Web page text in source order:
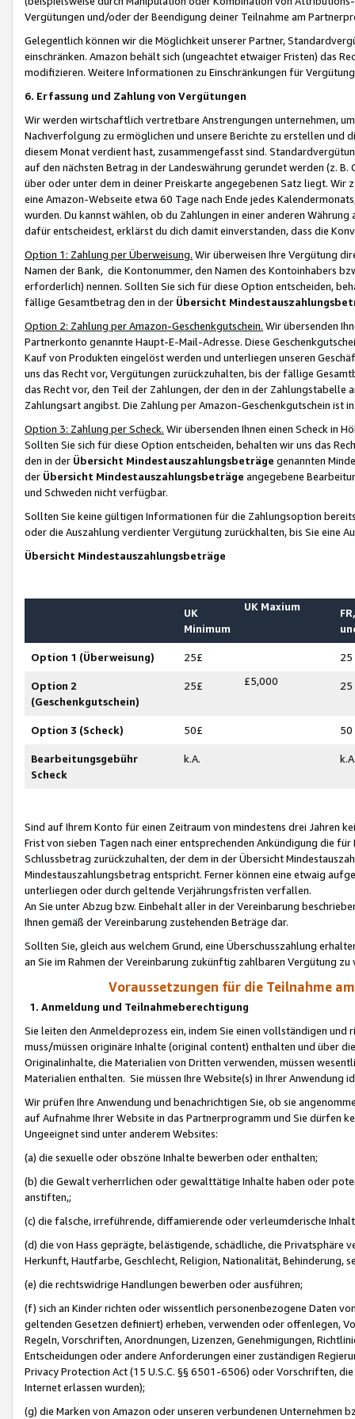
Vergütungen und/oder der Beendigung deiner Teilnahme am
Gelegentlich können wir die Möglichkeit unserer Partner,
einschränken. Amazon behält sich (ungeachtet etwaiger Fristen) das
modifizieren. Weitere Informationen zu Einschränkungen für
6. Erfassung und Zahlung von Vergütungen
Wir werden wirtschaftlich vertretbare Anstrengungen unternehmen,
Nachverfolgung zu ermöglichen und unsere Berichte zu erstellen und
diesem Monat verdient hast, zusammengefasst sind.
auf den nächsten Betrag in der Landeswährung gerundet werden (z.
über oder unter dem in deiner Preiskarte angegebenen Satz liegt.
eine Amazon-Webseite etwa 60 Tage nach Ende jedes
wurden. Du kannst wählen, ob du Zahlungen in einer anderen
dafür entscheidest, erklärst du dich damit einverstanden, dass die
Option 1: Zahlung per Überweisung. Wir überweisen Ihre Vergütung
Namen der Bank, die Kontonummer, den Namen des Kontoinhabers
erforderlich) nennen. Sollten Sie sich für diese Option entscheiden,
fällige Gesamtbetrag den in der Übersicht
Option 2: Zahlung per Amazon-Geschenkgutschein. Wir übersenden
Partnerkonto genannte Haupt-E-Mail-Adresse. Diese
Kauf von Produkten eingelöst werden und unterliegen unseren
uns das Recht vor, Vergütungen zurückzuhalten, bis der fällige
das Recht vor, den Teil der Zahlungen, der den in der
Zahlungsart angibst. Die Zahlung per Amazon-Geschenkgutschein ist
Option 3: Zahlung per Scheck. Wir übersenden Ihnen einen Scheck in
Sollten Sie sich für diese Option entscheiden, behalten wir uns das
den in der Übersicht Mindestauszahlungsbeträge genannten
der Übersicht Mindestauszahlungsbeträge angegebene
und Schweden nicht verfügbar.
Sollten Sie keine gültigen Informationen für die Zahlungsoption
oder die Auszahlung verdienter Vergütung zurückhalten, bis Sie
Übersicht Mindestauszahlungsbeträge
UK
Minimum
UK Maxium
Option 1 (Überweisung) 25£ 25
Option 2
(Geschenkgutschein)
25£ £5,000 25
Option 3 (Scheck) 50£ 50
Bearbeitungsgebühr
Scheck
k.A.
Sind auf Ihrem Konto für einen Zeitraum von mindestens drei Jahren
Frist von sieben Tagen nach einer entsprechenden Ankündigung die
Schlussbetrag zurückzuhalten, der dem in der Übersicht
Mindestauszahlungsbetrag entspricht. Ferner können eine etwaig
unterliegen oder durch geltende Verjährungsfristen verfallen.
An Sie unter Abzug bzw. Einbehalt aller in der Vereinbarung
Ihnen gemäß der Vereinbarung zustehenden Beträge dar.
Sollten Sie, gleich aus welchem Grund, eine Überschusszahlung
an Sie im Rahmen der Vereinbarung zukünftig zahlbaren Vergütung zu
Voraussetzungen für die Teilnahme
1. Anmeldung und Teilnahmeberechtigung
Sie leiten den Anmeldeprozess ein, indem Sie einen vollständigen
muss/müssen originäre Inhalte (original content) enthalten und über
Originalinhalte, die Materialien von Dritten verwenden, müssen
Materialien enthalten. Sie müssen Ihre Website(s) in Ihrer Anwendung
Wir prüfen Ihre Anwendung und benachrichtigen Sie, ob sie
auf Aufnahme Ihrer Website in das Partnerprogramm und Sie dürfen
Ungeeignet sind unter anderem Websites:
(a) die sexuelle oder obszöne Inhalte bewerben oder enthalten;
(b) die Gewalt verherrlichen oder gewalttätige Inhalte haben oder
anstiften,;
(c) die falsche, irreführende, diffamierende oder verleumderische
(d) die von Hass geprägte, belästigende, schädliche, die Privatsphäre
Herkunft, Hautfarbe, Geschlecht, Religion, Nationalität, Behinderung,
(e) die rechtswidrige Handlungen bewerben oder ausführen;
(f) sich an Kinder richten oder wissentlich personenbezogene Daten
geltenden Gesetzen definiert) erheben, verwenden oder offenlegen,
Regeln, Vorschriften, Anordnungen, Lizenzen, Genehmigungen,
Entscheidungen oder andere Anforderungen einer zuständigen
Privacy Protection Act (15 U.S.C. §§ 6501-6506) oder Vorschriften,
Internet erlassen wurden);
(g) die Marken von Amazon oder unseren verbundenen Unternehmen